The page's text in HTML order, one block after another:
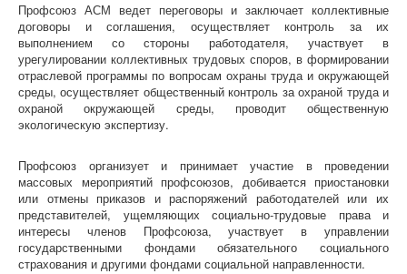
Профсоюз АСМ ведет переговоры и заключает коллективные
договоры и соглашения, осуществляет контроль за их
выполнением со стороны работодателя, участвует в
урегулировании коллективных трудовых споров, в формировании
отраслевой программы по вопросам охраны труда и окружающей
среды, осуществляет общественный контроль за охраной труда и
охраной окружающей среды, проводит общественную
экологическую экспертизу.
Профсоюз организует и принимает участие в проведении
массовых мероприятий профсоюзов, добивается приостановки
или отмены приказов и распоряжений работодателей или их
представителей, ущемляющих социально-трудовые права и
интересы членов Профсоюза, участвует в управлении
государственными фондами обязательного социального
страхования и другими фондами социальной направленности.